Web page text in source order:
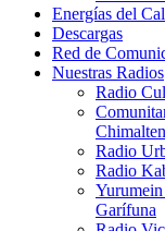
Energías del
Descargas
Red de
Nuestras Radios
Radio
Radio
Radio
Garífuna